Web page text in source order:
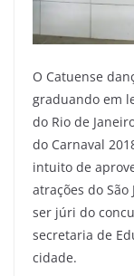
O Catuense
graduando em
do Rio de
do Carnaval
intuito de
atrações do
ser júri do
secretaria de
cidade.